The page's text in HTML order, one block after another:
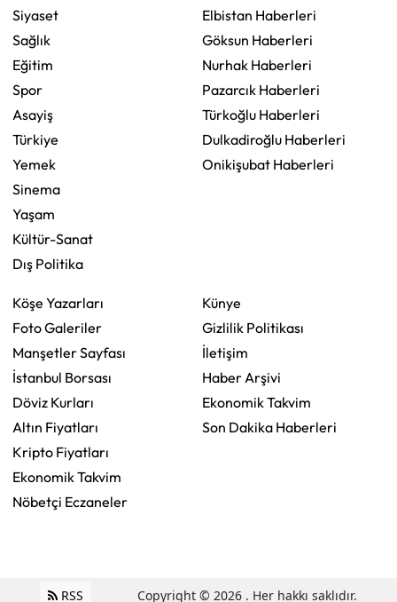
Siyaset
Sağlık
Eğitim
Spor
Asayiş
Türkiye
Yemek
Sinema
Yaşam
Kültür-Sanat
Dış Politika
Elbistan Haberleri
Göksun Haberleri
Nurhak Haberleri
Pazarcık Haberleri
Türkoğlu Haberleri
Dulkadiroğlu Haberleri
Onikişubat Haberleri
Köşe Yazarları
Foto Galeriler
Manşetler Sayfası
İstanbul Borsası
Döviz Kurları
Altın Fiyatları
Kripto Fiyatları
Ekonomik Takvim
Nöbetçi Eczaneler
Künye
Gizlilik Politikası
İletişim
Haber Arşivi
Ekonomik Takvim
Son Dakika Haberleri
RSS Copyright © 2026 . Her hakkı saklıdır.